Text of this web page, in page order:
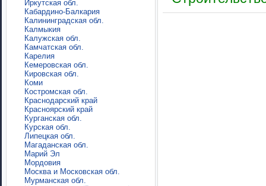
Иркутская обл.
Кабардино-Балкария
Калининградская обл.
Калмыкия
Калужская обл.
Камчатская обл.
Карелия
Кемеровская обл.
Кировская обл.
Коми
Костромская обл.
Краснодарский край
Красноярский край
Курганская обл.
Курская обл.
Липецкая обл.
Магаданская обл.
Марий Эл
Мордовия
Москва и Московская обл.
Мурманская обл.